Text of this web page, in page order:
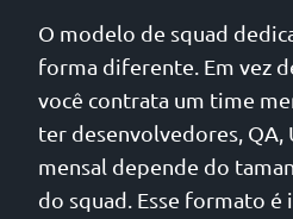
O modelo de squad
forma diferente. Em vez
você contrata um time
ter desenvolvedores, QA,
mensal depende do
do squad. Esse formato é